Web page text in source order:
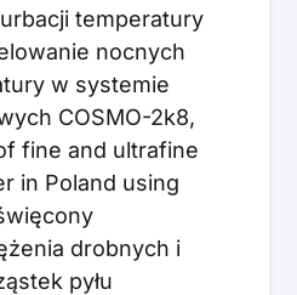
temperatury
nocnych
w systemie
COSMO-2k8,
fine and ultrafine
in Poland using
drobnych i
pyłu